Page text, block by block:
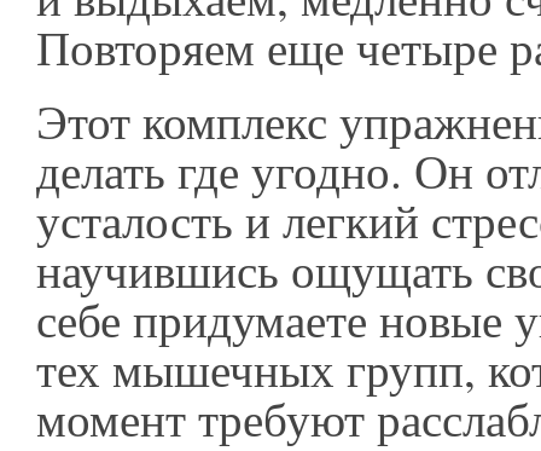
Повторяем еще четыре
Этот комплекс
делать где угодно. Он
усталость и легкий
научившись ощущать
себе придумаете новые
тех мышечных групп,
момент требуют